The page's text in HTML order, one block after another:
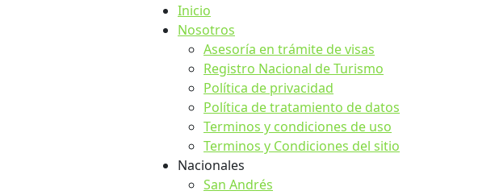
Inicio
Nosotros
Asesoría en trámite de visas
Registro Nacional de Turismo
Política de privacidad
Política de tratamiento de datos
Terminos y condiciones de uso
Terminos y Condiciones del sitio
Nacionales
San Andrés